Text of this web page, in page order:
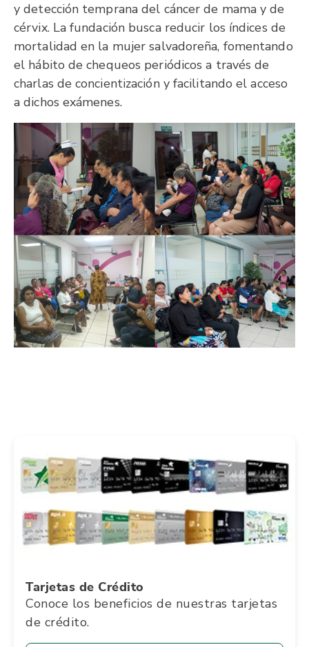
y detección temprana del cáncer de mama y de
cérvix. La fundación busca reducir los índices de
mortalidad en la mujer salvadoreña, fomentando
el hábito de chequeos periódicos a través de
charlas de concientización y facilitando el acceso
a dichos exámenes.
Tarjetas de Crédito
Conoce los beneficios de nuestras tarjetas
de crédito.